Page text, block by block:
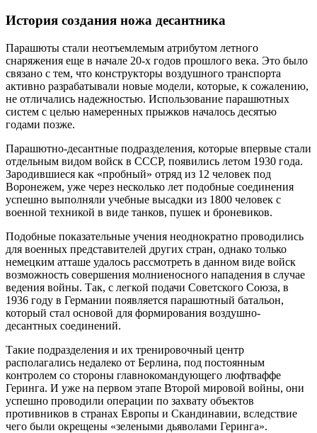
История создания ножа десантника
Парашюты стали неотъемлемым атрибутом летного
снаряжения еще в начале 20-х годов прошлого века. Это было
связано с тем, что конструкторы воздушного транспорта
активно разрабатывали новые модели, которые, к сожалению,
не отличались надежностью. Использование парашютных
систем с целью намеренных прыжков началось десятью
годами позже.
Парашютно-десантные подразделения, которые впервые стали
отдельным видом войск в СССР, появились летом 1930 года.
Зародившиеся как «пробный» отряд из 12 человек под
Воронежем, уже через несколько лет подобные соединения
успешно выполняли учебные высадки из 1800 человек с
военной техникой в виде танков, пушек и броневиков.
Подобные показательные учения неоднократно проводились
для военных представителей других стран, однако только
немецким атташе удалось рассмотреть в данном виде войск
возможность совершения молниеносного нападения в случае
ведения войны. Так, с легкой подачи Советского Союза, в
1936 году в Германии появляется парашютный батальон,
который стал основой для формирования воздушно-
десантных соединений.
Такие подразделения и их тренировочный центр
располагались недалеко от Берлина, под постоянным
контролем со стороны главнокомандующего люфтваффе
Геринга. И уже на первом этапе Второй мировой войны, они
успешно проводили операции по захвату объектов
противников в странах Европы и Скандинавии, вследствие
чего были окрещены «зелеными дьяволами Геринга».